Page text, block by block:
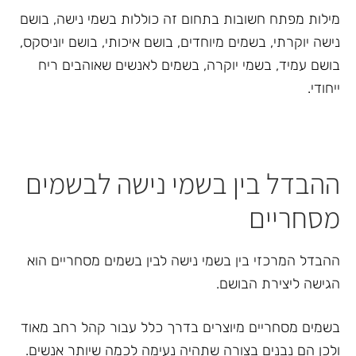
מילות מפתח חשובות בתחום זה כוללות בשמי נישה, בושם
נישה יוקרתי, בשמים מיוחדים, בושם איכותי, בושם יוניסקס,
בושם עמיד, בשמי יוקרה, בשמים לאנשים שאוהבים ריח
ייחודי.
ההבדל בין בשמי נישה לבשמים
מסחריים
ההבדל המרכזי בין בשמי נישה לבין בשמים מסחריים הוא
הגישה ליצירת הבושם.
בשמים מסחריים מיוצרים בדרך כלל עבור קהל רחב מאוד
ולכן הם נבנים בצורה שתהיה נעימה לכמה שיותר אנשים.